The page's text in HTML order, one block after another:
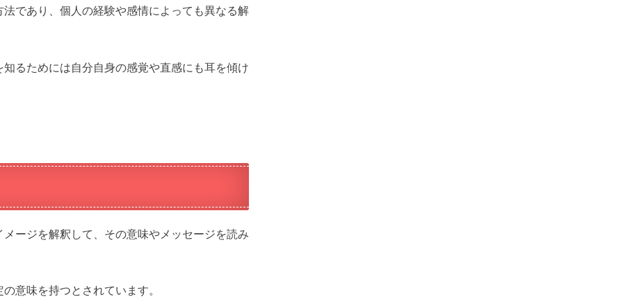
であり、個人の経験や感情によっても異なる解
るためには自分自身の感覚や直感にも耳を傾け
ージを解釈して、その意味やメッセージを読み
意味を持つとされています。